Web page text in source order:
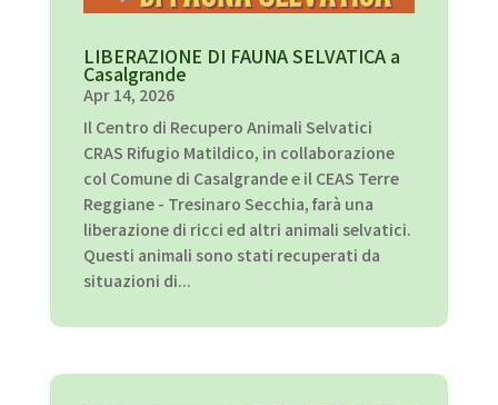
LIBERAZIONE DI FAUNA SELVATICA a
Casalgrande
Apr 14, 2026
Il Centro di Recupero Animali Selvatici
CRAS Rifugio Matildico, in collaborazione
col Comune di Casalgrande e il CEAS Terre
Reggiane - Tresinaro Secchia, farà una
liberazione di ricci ed altri animali selvatici.
Questi animali sono stati recuperati da
situazioni di...